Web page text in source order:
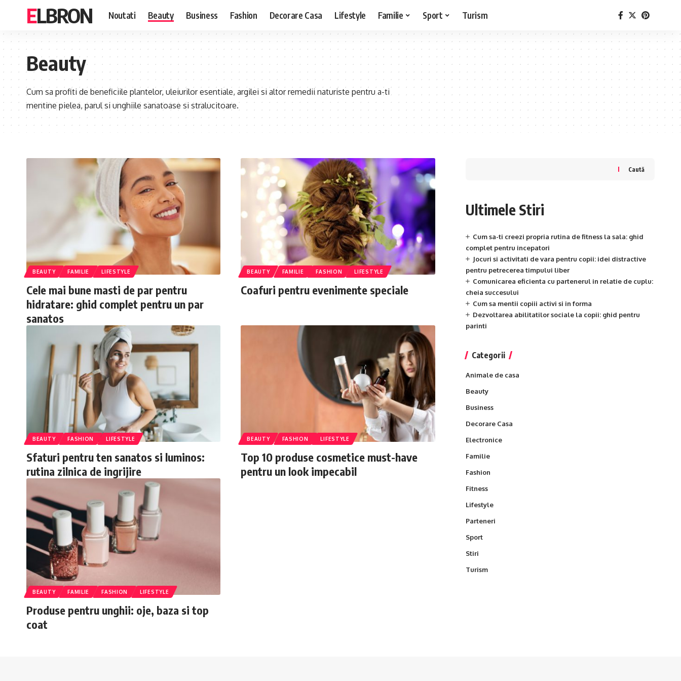
ELBRON Noutati Beauty Business Fashion Decorare Casa Lifestyle Familie Sport Turism
Beauty
Cum sa profiti de beneficiile plantelor, uleiurilor esentiale, argilei si altor remedii naturiste pentru a-ti
mentine pielea, parul si unghiile sanatoase si stralucitoare.
BEAUTY FAMILIE LIFESTYLE
Cele mai bune masti de par pentru
hidratare: ghid complet pentru un par
sanatos
BEAUTY FAMILIE FASHION LIFESTYLE
Coafuri pentru evenimente speciale
BEAUTY FASHION LIFESTYLE
Sfaturi pentru ten sanatos si luminos:
rutina zilnica de ingrijire
BEAUTY FASHION LIFESTYLE
Top 10 produse cosmetice must-have
pentru un look impecabil
BEAUTY FAMILIE FASHION LIFESTYLE
Produse pentru unghii: oje, baza si top
coat
Caută
Ultimele Stiri
Cum sa-ti creezi propria rutina de fitness la sala: ghid
complet pentru incepatori
Jocuri si activitati de vara pentru copii: idei distractive
pentru petrecerea timpului liber
Comunicarea eficienta cu partenerul in relatie de cuplu:
cheia succesului
Cum sa mentii copiii activi si in forma
Dezvoltarea abilitatilor sociale la copii: ghid pentru
parinti
Categorii
Animale de casa
Beauty
Business
Decorare Casa
Electronice
Familie
Fashion
Fitness
Lifestyle
Parteneri
Sport
Stiri
Turism